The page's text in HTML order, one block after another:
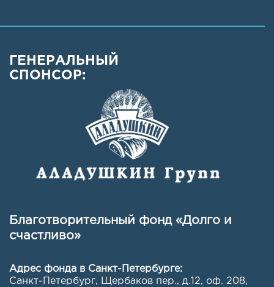
ГЕНЕРАЛЬНЫЙ
СПОНСОР:
Благотворительный фонд «Долго и
счастливо»
Адрес фонда в Санкт-Петербурге:
Санкт-Петербург, Щербаков пер., д.12, оф. 208,